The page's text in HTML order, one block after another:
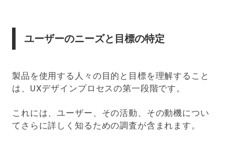
ユーザーのニーズと目標の特定
製品を使用する人々の目的と目標を理解すること
は、UXデザインプロセスの第一段階です。
これには、ユーザー、その活動、その動機につい
てさらに詳しく知るための調査が含まれます。